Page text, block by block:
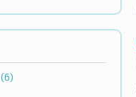
(6)